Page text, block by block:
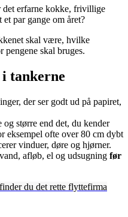
det erfarne kokke, frivillige
par gange om året?
skal være, hvilke
pengene skal bruges.
tankerne
der ser godt ud på papiret,
større end det, du kender
eksempel ofte over 80 cm dybt
vinduer, døre og hjørner.
afløb, el og udsugning før
du det rette flyttefirma